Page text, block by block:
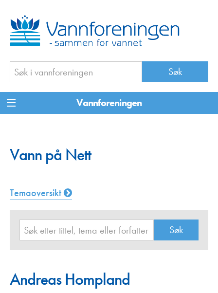
Vannforeningen
Vann på Nett
Temaoversikt
Andreas Hompland